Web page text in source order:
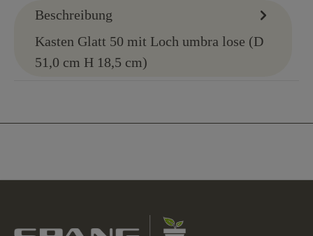
Beschreibung
Kasten Glatt 50 mit Loch umbra lose (D
51,0 cm H 18,5 cm)